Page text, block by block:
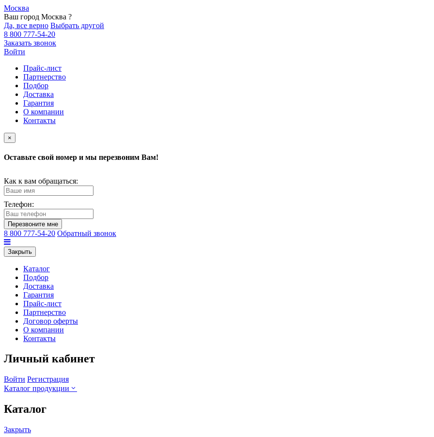
Москва
Ваш город Москва ?
Да, все верно Выбрать другой
8 800 777-54-20
Заказать звонок
Войти
Прайс-лист
Партнерство
Подбор
Доставка
Гарантия
О компании
Контакты
×
Оставьте свой номер и мы перезвоним Вам!
Как к вам обращаться:
Телефон:
Перезвоните мне
8 800 777-54-20 Обратный звонок
Закрыть
Каталог
Подбор
Доставка
Гарантия
Прайс-лист
Партнерство
Договор оферты
О компании
Контакты
Личный кабинет
Войти Регистрация
Каталог продукции
Каталог
Закрыть